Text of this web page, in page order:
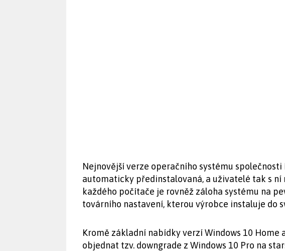
Nejnovější verze operačního systému
automaticky předinstalovaná, a uživatelé tak s ní
každého počítače je rovněž záloha systému na
továrního nastavení, kterou výrobce instaluje do
Kromě základní nabídky verzí Windows 10 Home
objednat tzv. downgrade z Windows 10 Pro na